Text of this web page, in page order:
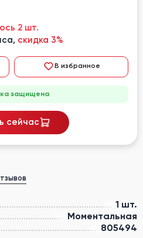
1 шт.
Моментальная
805494
2 шт.
скидка 3%
В избранное
защищена
сейчас